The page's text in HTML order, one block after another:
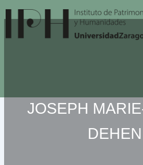
al
contenido
JOSEPH
DEHEN